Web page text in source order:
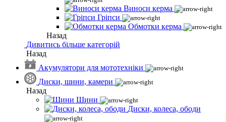
Виноси керма
Гріпси
Обмотки керма
Назад
Дивитись більше категорій
Назад
Акумулятори для мототехніки
Диски, шини, камери
Назад
Шини
Диски, колеса, ободи